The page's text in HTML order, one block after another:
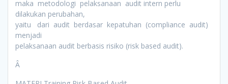
maka metodologi pelaksanaan audit intern perlu
dilakukan perubahan,
yaitu dari audit berdasar kepatuhan (compliance audit)
menjadi
pelaksanaan audit berbasis risiko (risk based audit).
Â